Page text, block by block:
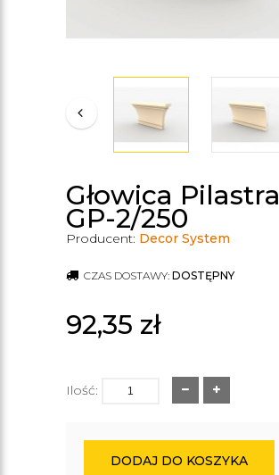
Głowica Pilastra
GP-2/250
Producent: Decor System
CZAS DOSTAWY: DOSTĘPNY
92,35 zł
Ilość:
DODAJ DO KOSZYKA